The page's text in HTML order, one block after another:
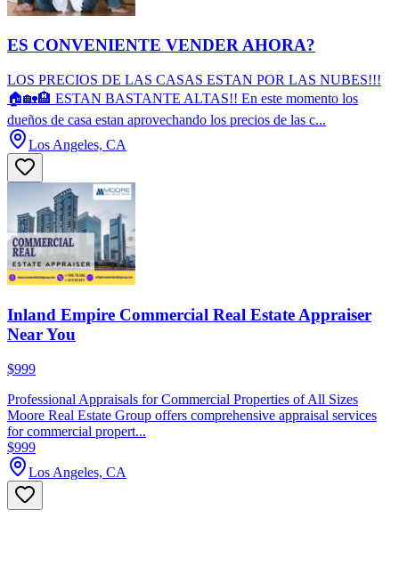
ES CONVENIENTE VENDER AHORA?
LOS PRECIOS DE LAS CASAS ESTAN POR LAS NUBES!!!
🏠🏡🏨 ESTAN BASTANTE ALTAS!! En este momento los
dueños de casa estan aprovechando los precios de las c...
Los Angeles, CA
Inland Empire Commercial Real Estate Appraiser
Near You
$999
Professional Appraisals for Commercial Properties of All Sizes
Moore Real Estate Group offers comprehensive appraisal services
for commercial propert...
$999
Los Angeles, CA